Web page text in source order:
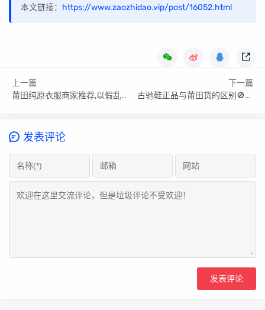
本文链接： https://www.zaozhidao.vip/post/16052.html
上一篇
莆田纯原衣服商家推荐,以假乱真太离谱了吧!
下一篇
古驰鞋正品与莆田货的区别🚫警惕!你识破了几个?
发表评论